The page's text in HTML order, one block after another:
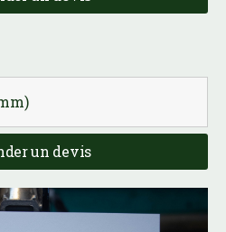
un devis